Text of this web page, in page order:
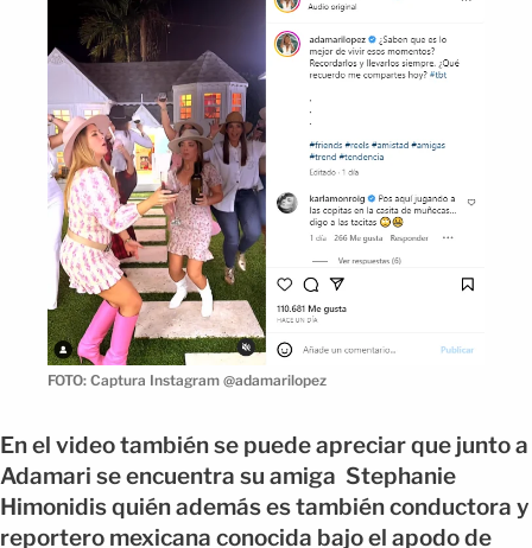
FOTO: Captura Instagram @adamarilopez
En el video también se puede apreciar que junto a
Adamari se encuentra su amiga Stephanie
Himonidis quién además es también conductora y
reportero mexicana conocida bajo el apodo de